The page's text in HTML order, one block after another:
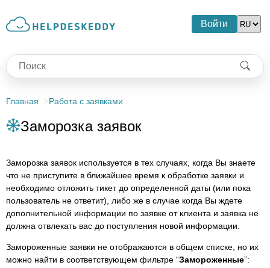
Войти
Главная Работа с заявками
Заморозка заявок
Заморозка заявок используется в тех случаях, когда Вы знаете
что не приступите в ближайшее время к обработке заявки и
необходимо отложить тикет до определенной даты (или пока
пользователь не ответит), либо же в случае когда Вы ждете
дополнительной информации по заявке от клиента и заявка не
должна отвлекать вас до поступления новой информации.
Замороженные заявки не отображаются в общем списке, но их
можно найти в соответствующем фильтре “Замороженные”: